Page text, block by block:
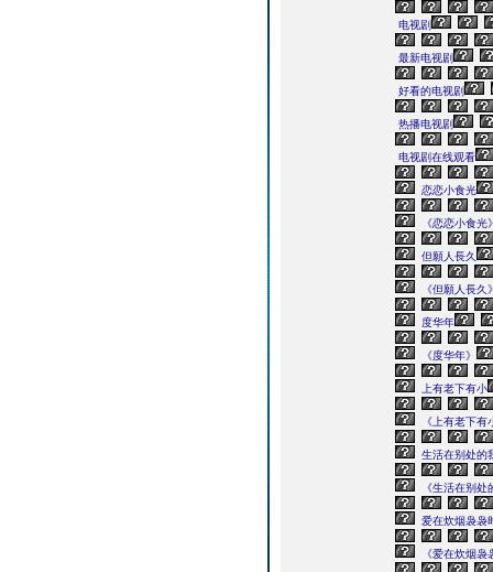
电视剧
最新电视剧
好看的电视剧
热播电视剧
电视剧在线观看
恋恋小食光
《恋恋小食光
但願人長久
《但願人長久
度华年
《度华年》
上有老下有小
《上有老下有
生活在别处的
《生活在别处
爱在炊烟袅袅
《爱在炊烟袅